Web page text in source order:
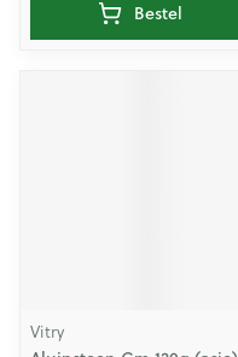
Bestel
Vitry